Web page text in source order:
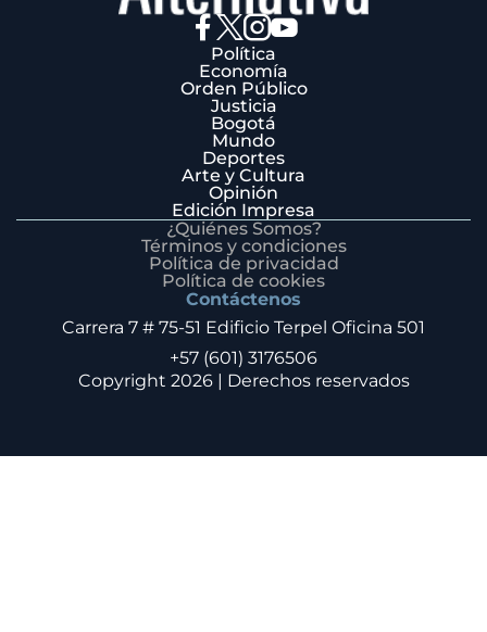
Política
Economía
Orden Público
Justicia
Bogotá
Mundo
Deportes
Arte y Cultura
Opinión
Edición Impresa
¿Quiénes Somos?
Términos y condiciones
Política de privacidad
Política de cookies
Contáctenos
Carrera 7 # 75-51 Edificio Terpel Oficina 501
+57 (601) 3176506
Copyright 2026 | Derechos reservados